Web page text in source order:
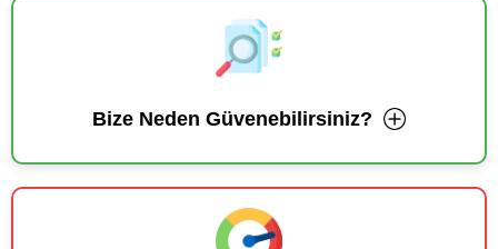
Bize Neden Güvenebilirsiniz?